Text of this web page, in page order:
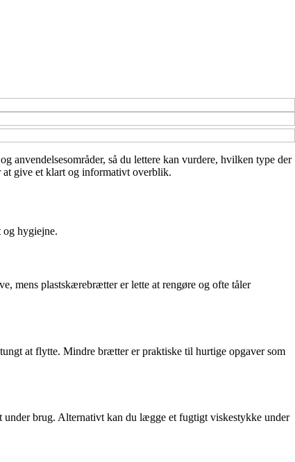
anvendelsesområder, så du lettere kan vurdere, hvilken type der
at give et klart og informativt overblik.
og hygiejne.
mens plastskærebrætter er lette at rengøre og ofte tåler
at flytte. Mindre brætter er praktiske til hurtige opgaver som
brug. Alternativt kan du lægge et fugtigt viskestykke under